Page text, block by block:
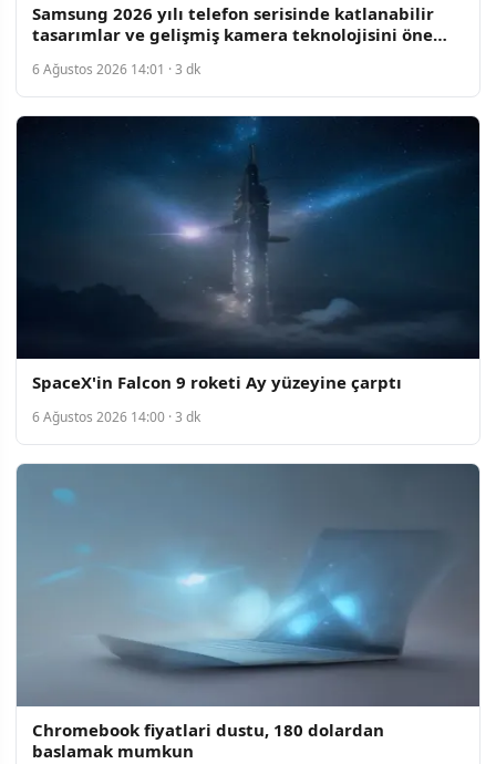
Samsung 2026 yılı telefon serisinde katlanabilir
tasarımlar ve gelişmiş kamera teknolojisini öne
6 Ağustos 2026 14:01 · 3 dk
SpaceX'in Falcon 9 roketi Ay yüzeyine çarptı
6 Ağustos 2026 14:00 · 3 dk
Chromebook fiyatlari dustu, 180 dolardan
baslamak mumkun